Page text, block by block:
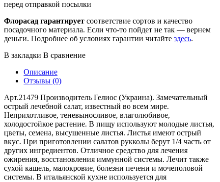
перед отправкой посылки
Флорасад гарантирует соответствие сортов и качество
посадочного материала. Если что-то пойдет не так — вернем
деньги. Подробнее об условиях гарантии читайте здесь.
В закладки В сравнение
Описание
Отзывы (0)
Арт.21479 Производитель Гелиос (Украина). Замечательный
острый лечебной салат, известный во всем мире.
Неприхотливое, теневыносливое, влаголюбивое,
холодостойкое растение. В пищу используют молодые листья,
цветы, семена, высушенные листья. Листья имеют острый
вкус. При приготовлении салатов рукколы берут 1/4 часть от
других ингредиентов. Отличное средство для лечения
ожирения, восстановления иммунной системы. Лечит также
сухой кашель, малокровие, болезни печени и мочеполовой
системы. В итальянской кухне используется для